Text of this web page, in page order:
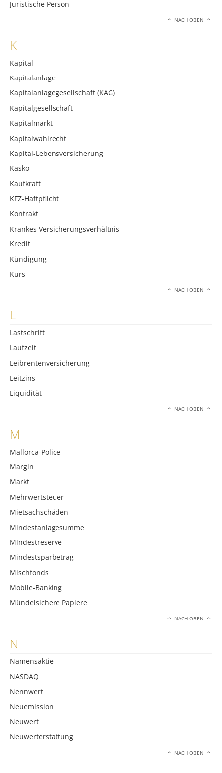
Juristische Person
NACH OBEN
K
Kapital
Kapitalanlage
Kapitalanlagegesellschaft (KAG)
Kapitalgesellschaft
Kapitalmarkt
Kapitalwahlrecht
Kapital-Lebensversicherung
Kasko
Kaufkraft
KFZ-Haftpflicht
Kontrakt
Krankes Versicherungsverhältnis
Kredit
Kündigung
Kurs
NACH OBEN
L
Lastschrift
Laufzeit
Leibrentenversicherung
Leitzins
Liquidität
NACH OBEN
M
Mallorca-Police
Margin
Markt
Mehrwertsteuer
Mietsachschäden
Mindestanlagesumme
Mindestreserve
Mindestsparbetrag
Mischfonds
Mobile-Banking
Mündelsichere Papiere
NACH OBEN
N
Namensaktie
NASDAQ
Nennwert
Neuemission
Neuwert
Neuwerterstattung
NACH OBEN